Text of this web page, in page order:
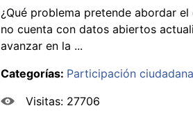
¿Qué problema pretende abordar
no cuenta con datos abiertos
avanzar en la ...
Categorías: Participación ciudadana
Visitas: 27706